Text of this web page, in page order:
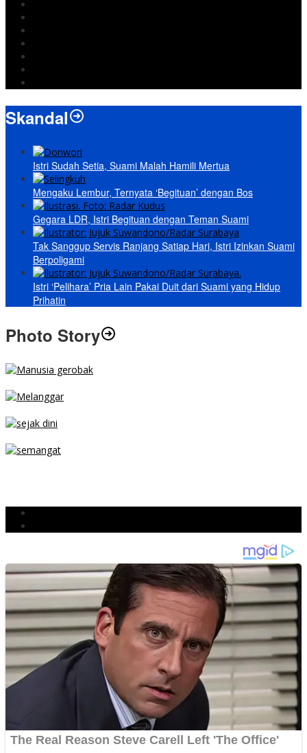
Skandal
Istri Sudah Setia, Suami Malah Hamili Mertua
Mengaku Lembur, Ternyata ‘Begituan’ dengan Bos
Gegara LDR, Istri Begituan dengan Teman Suami
Tak Sanggup Servis Ranjang Satiap Hari, Istri Izinkan Suami
Berpoligami
Istri ‘Pelihara’ Pria Lain Pakai Duit dari Suami yang Hidup
Prihatin
Photo Story